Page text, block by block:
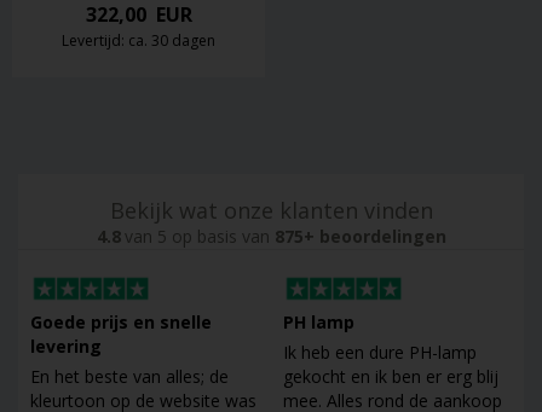
322,00EUR
Levertijd: ca. 30 dagen
Bekijk wat onze klanten vinden
4.8van 5 op basis van 875+ beoordelingen
Goede prijs en snelle
levering
En het beste van alles; de
kleurtoon op de website was
PH lamp
Ik heb een dure PH-lamp
gekocht en ik ben er erg blij
mee. Alles rond de aankoop